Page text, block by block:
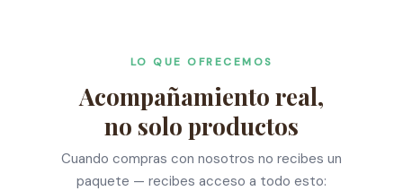
LO QUE OFRECEMOS
Acompañamiento real,
no solo productos
Cuando compras con nosotros no recibes un
paquete — recibes acceso a todo esto: